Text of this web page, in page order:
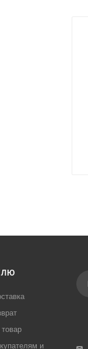
товар
и